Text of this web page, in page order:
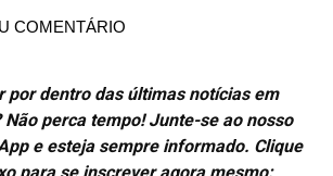
COMENTÁRIO
por dentro das últimas notícias em
perca tempo! Junte-se ao nosso
e esteja sempre informado. Clique